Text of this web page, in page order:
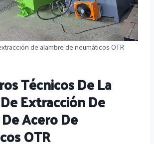
de alambre de neumáticos OTR
Técnicos De La
Extracción De
Acero De
OTR